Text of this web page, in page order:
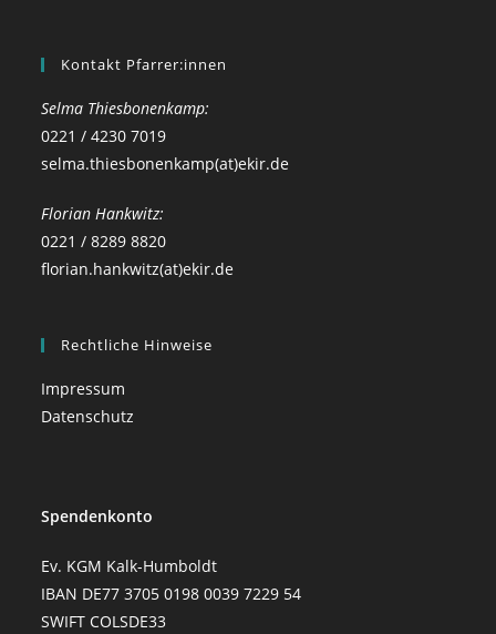
Kontakt Pfarrer:innen
Selma Thiesbonenkamp:
0221 / 4230 7019
selma.thiesbonenkamp(at)ekir.de
Florian Hankwitz:
0221 / 8289 8820
florian.hankwitz(at)ekir.de
Rechtliche Hinweise
Impressum
Datenschutz
Spendenkonto
Ev. KGM Kalk-Humboldt
IBAN DE77 3705 0198 0039 7229 54
SWIFT COLSDE33